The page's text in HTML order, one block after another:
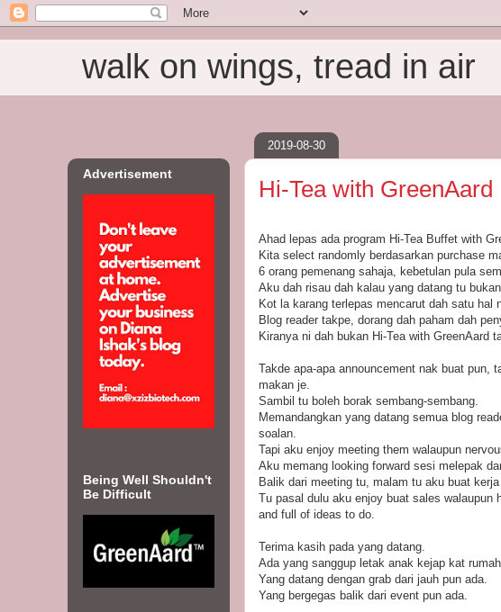
walk on wings, tread in air
2019-08-30
Hi-Tea with GreenAard
Ahad lepas ada program Hi-Tea Buffet with
Kita select randomly berdasarkan purchase
6 orang pemenang sahaja, kebetulan pula
Aku dah risau dah kalau yang datang tu
Kot la karang terlepas mencarut dah satu hal
Blog reader takpe, dorang dah paham dah
Kiranya ni dah bukan Hi-Tea with GreenAard
Takde apa-apa announcement nak buat pun,
makan je.
Sambil tu boleh borak sembang-sembang.
Memandangkan yang datang semua blog
soalan.
Tapi aku enjoy meeting them walaupun
Aku memang looking forward sesi melepak
Balik dari meeting tu, malam tu aku buat
Tu pasal dulu aku enjoy buat sales walaupun
and full of ideas to do.
Terima kasih pada yang datang.
Ada yang sanggup letak anak kejap kat
Yang datang dengan grab dari jauh pun ada.
Yang bergegas balik dari event pun ada.
Advertisement
Being Well Shouldn't
Be Difficult